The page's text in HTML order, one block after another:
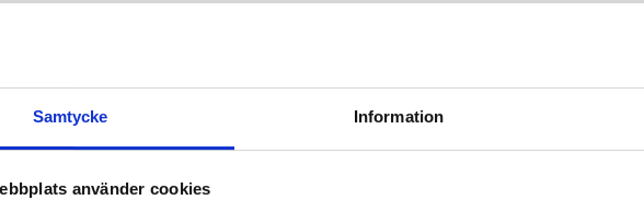
Samtycke Information
använder cookies
kg belastning.